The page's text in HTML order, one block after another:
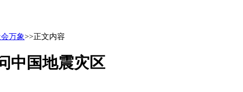
万象>>正文内容
中国地震灾区